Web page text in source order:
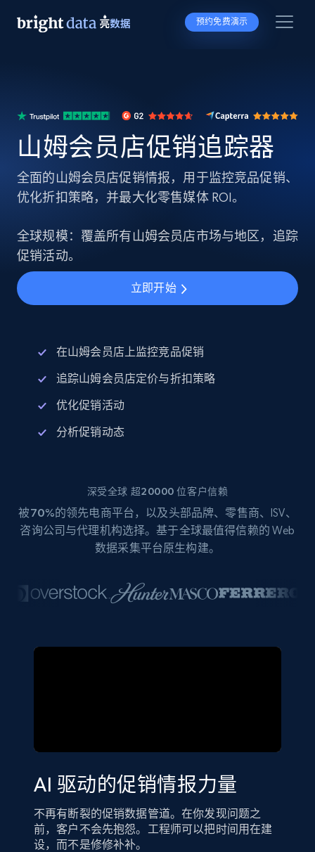
预约免费演示
山姆会员店促销追踪器
全面的山姆会员店促销情报，用于监控竞品促销、
优化折扣策略，并最大化零售媒体 ROI。
全球规模：覆盖所有山姆会员店市场与地区，追踪
促销活动。
立即开始
在山姆会员店上监控竞品促销
追踪山姆会员店定价与折扣策略
优化促销活动
分析促销动态
深受全球 超20000 位客户信赖
被70%的领先电商平台，以及头部品牌、零售商、ISV、
咨询公司与代理机构选择。基于全球最值得信赖的 Web
数据采集平台原生构建。
AI 驱动的促销情报力量
不再有断裂的促销数据管道。在你发现问题之
前，客户不会先抱怨。工程师可以把时间用在建
设，而不是修修补补。